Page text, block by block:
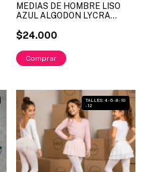
MEDIAS DE HOMBRE LISO
AZUL ALGODON LYCRA
2250A TALLES UNICO (X
$24.000
TALLES: 4 - 6 - 8 - 10
- 12